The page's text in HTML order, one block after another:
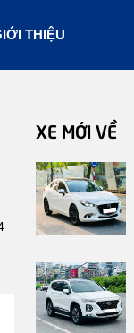
THIỆU
XE MỚI VỀ